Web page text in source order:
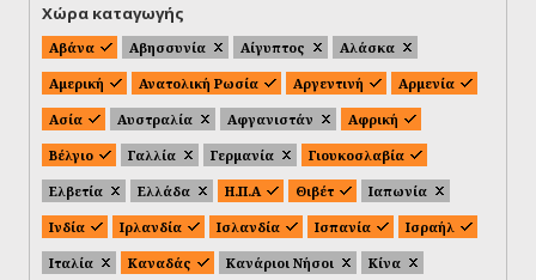
Χώρα καταγωγής
Αβάνα Αβησσυνία Αίγυπτος
Αλάσκα
Αμερική
Ανατολική Ρωσία Αργεντινή
Αρμενία
Ασία
Αυστραλία Αφγανιστάν
Αφρική
Βέλγιο
Γαλλία Γερμανία
Γιουκοσλαβία
Ελβετία
Ελλάδα Η.Π.Α Θιβέτ
Ιαπωνία
Ινδία
Ιρλανδία Ισλανδία Ισπανία
Ισραήλ
Ιταλία
Καναδάς Κανάριοι Νήσοι
Κίνα